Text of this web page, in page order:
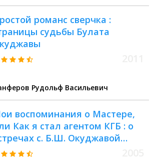
романс сверчка :
судьбы Булата
Рудольф Васильевич
воспоминания о Мастере,
Как я стал агентом КГБ : о
с. Б.Ш. Окуджавой
1997), происходивших в